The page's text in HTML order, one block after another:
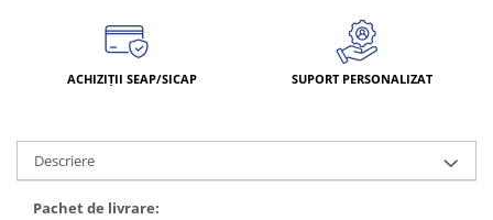
ACHIZIȚII SEAP/SICAP SUPORT PERSONALIZAT
Descriere
Pachet de livrare: